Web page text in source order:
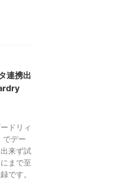
連携出
ドリィ
でデー
来ず試
まで至
です。